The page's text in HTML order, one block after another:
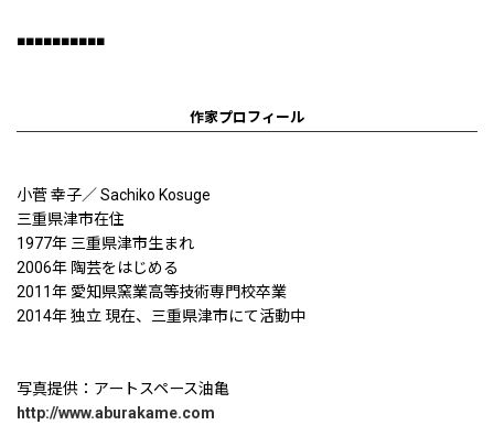
■■■■■■■■■■
作家プロフィール
小菅 幸子／ Sachiko Kosuge
三重県津市在住
1977年 三重県津市生まれ
2006年 陶芸をはじめる
2011年 愛知県窯業高等技術専門校卒業
2014年 独立 現在、三重県津市にて活動中
写真提供：アートスペース油亀
http://www.aburakame.com